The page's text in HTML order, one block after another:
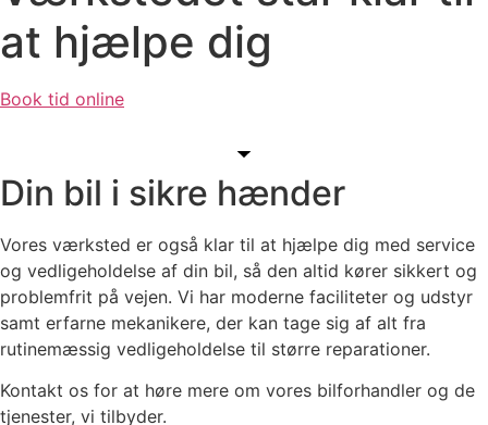
at hjælpe dig
Book tid online
Din bil i sikre hænder
Vores værksted er også klar til at hjælpe dig med service
og vedligeholdelse af din bil, så den altid kører sikkert og
problemfrit på vejen. Vi har moderne faciliteter og udstyr
samt erfarne mekanikere, der kan tage sig af alt fra
rutinemæssig vedligeholdelse til større reparationer.
Kontakt os for at høre mere om vores bilforhandler og de
tjenester, vi tilbyder.